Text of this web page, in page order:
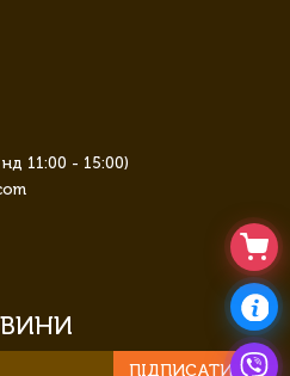
11:00 - 15:00)
ПІДПИСАТИСЯ